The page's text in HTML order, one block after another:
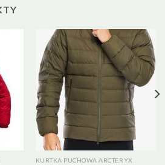
KURTKA PUCHOWA ARCTERYX